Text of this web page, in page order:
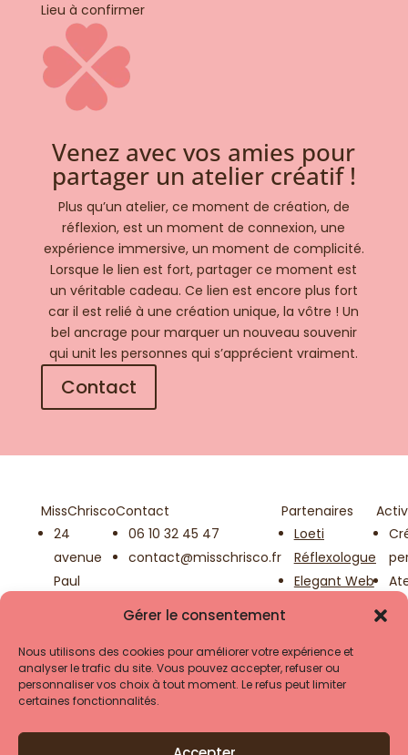
Gérer le consentement
Nous utilisons des cookies pour améliorer votre expérience et
analyser le trafic du site. Vous pouvez accepter, refuser ou
personnaliser vos choix à tout moment. Le refus peut limiter
certaines fonctionnalités.
Lieu à confirmer
Venez avec vos amies pour
partager un atelier créatif !
Plus qu’un atelier, ce moment de création, de
réflexion, est un moment de connexion, une
expérience immersive, un moment de complicité.
Lorsque le lien est fort, partager ce moment est
un véritable cadeau. Ce lien est encore plus fort
car il est relié à une création unique, la vôtre ! Un
bel ancrage pour marquer un nouveau souvenir
qui unit les personnes qui s’apprécient vraiment.
Contact
MissChrisco
24
avenue
Paul
Élancourt
Yvelines
Contact
06 10 32 45 47
contact@misschrisco.fr
Partenaires
Loeti
Réflexologue
Elegant Web
La Fabrique
des